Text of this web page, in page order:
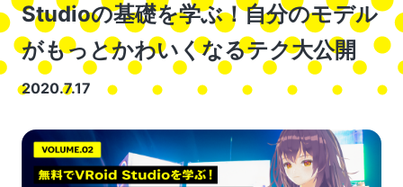
Studioの基礎を学ぶ！自分のモデル
がもっとかわいくなるテク大公開
2020.7.17